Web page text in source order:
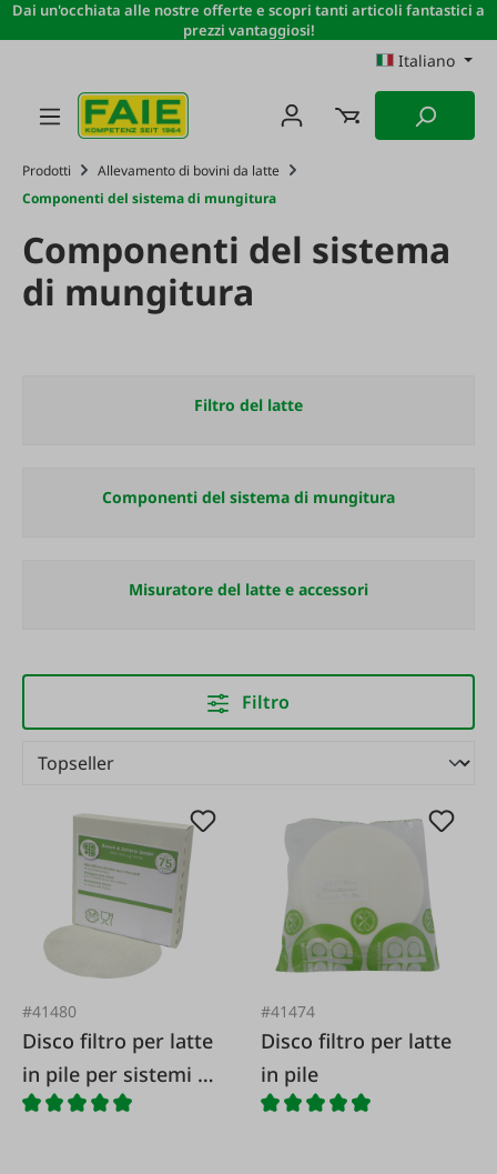
Passa al contenuto principale
Dai un'occhiata alle nostre offerte e scopri tanti articoli fantastici a
prezzi vantaggiosi!
Italiano
Prodotti
Allevamento di bovini da latte
Componenti del sistema di mungitura
Componenti del sistema
di mungitura
Filtro del latte
Componenti del sistema di mungitura
Misuratore del latte e accessori
Filtro
#41480
Disco filtro per latte
in pile per sistemi di
estrazione senza
#41474
Disco filtro per latte
in pile